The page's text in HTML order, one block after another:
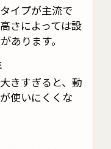
イプが主流で
さによっては設
あります。
きすぎると、動
使いにくくな